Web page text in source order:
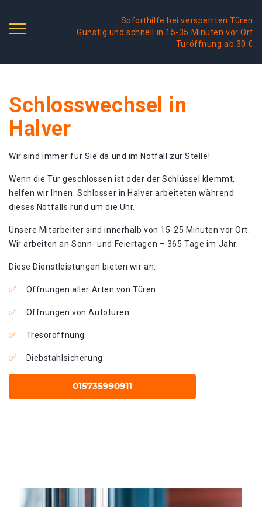
Soforthilfe bei versperrten Türen
Günstig und schnell in 15-35 Minuten vor Ort
Türöffnung ab 30 €
Schlosswechsel in
Halver
Wir sind immer für Sie da und im Notfall zur Stelle!
Wenn die Tür geschlossen ist oder der Schlüssel klemmt,
helfen wir Ihnen. Schlosser in Halver arbeiteten während
dieses Notfalls rund um die Uhr.
Unsere Mitarbeiter sind innerhalb von 15-25 Minuten vor Ort.
Wir arbeiten an Sonn- und Feiertagen – 365 Tage im Jahr.
Diese Dienstleistungen bieten wir an:
Öffnungen aller Arten von Türen
Öffnungen von Autotüren
Tresoröffnung
Diebstahlsicherung